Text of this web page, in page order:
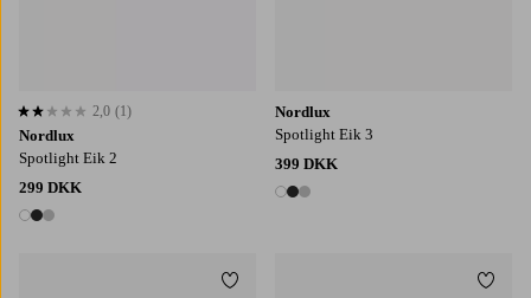
Nordlux
Spotlight Eik 2
299 DKK
3 farver
2,0 baseret på 1 bedømmelser
2,0 (1)
Nordlux
Spotlight Eik 3
399 DKK
3 farver
Tilføj til favoritter